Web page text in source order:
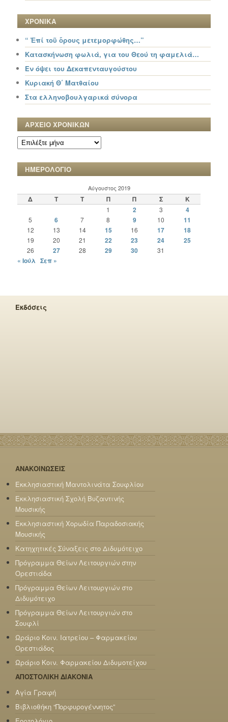
ΧΡΟΝΙΚΑ
“ Ἐπί τοῦ ὄρους μετεμορφώθης…”
Κατασκήνωση φωλιά, για του Θεού τη φαμελιά…
Εν όψει του Δεκαπενταυγούστου
Κυριακή Θ΄ Ματθαίου
Στα ελληνοβουλγαρικά σύνορα
ΑΡΧΕΙΟ ΧΡΟΝΙΚΩΝ
ΑΡΧΕΙΟ
ΧΡΟΝΙΚΩΝ
ΗΜΕΡΟΛΟΓΙΟ
Αύγουστος 2019
Δ Τ Τ Π Π Σ Κ
1 2 3 4
5 6 7 8 9 10 11
12 13 14 15 16 17 18
19 20 21 22 23 24 25
26 27 28 29 30 31
« Ιούλ Σεπ »
Εκδόσεις
ΑΝΑΚΟΙΝΩΣΕΙΣ
Εκκλησιαστική Μαντολινάτα Σουφλίου
Εκκλησιαστική Σχολή Βυζαντινής
Μουσικής
Εκκλησιαστική Χορωδία Παραδοσιακής
Μουσικής
Κατηχητικές Σύναξεις στο Διδυμότειχο
Πρόγραμμα Θείων Λειτουργιών στην
Ορεστιάδα
Πρόγραμμα Θείων Λειτουργιών στο
Διδυμότειχο
Πρόγραμμα Θείων Λειτουργιών στο
Σουφλί
Ωράριο Κοιν. Ιατρείου – Φαρμακείου
Ορεστιάδος
Ωράριο Κοιν. Φαρμακείου Διδυμοτείχου
ΑΠΟΣΤΟΛΙΚΗ ΔΙΑΚΟΝΙΑ
Αγία Γραφή
Βιβλιοθήκη “Πορφυρογέννητος”